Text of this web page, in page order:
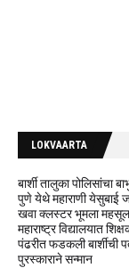
LOKVAARTA
बार्शी तालुका पोलिसांचा
पुणे येथे महाराणी येसुबाई
खवा क्लस्टर भूमला महसूल
महाराष्ट्र विद्यालयात
पंढरीत फडकली बार्शीची
पुरस्काराने सन्मान